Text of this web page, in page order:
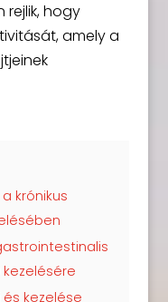
hogy
amely a
krónikus
kezelése